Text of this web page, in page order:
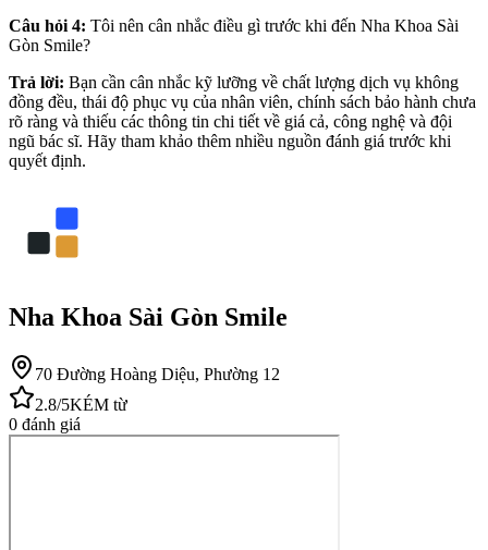
Câu hỏi 4: Tôi nên cân nhắc điều gì trước khi đến Nha Khoa Sài
Gòn Smile?
Trả lời: Bạn cần cân nhắc kỹ lưỡng về chất lượng dịch vụ không
đồng đều, thái độ phục vụ của nhân viên, chính sách bảo hành chưa
rõ ràng và thiếu các thông tin chi tiết về giá cả, công nghệ và đội
ngũ bác sĩ. Hãy tham khảo thêm nhiều nguồn đánh giá trước khi
quyết định.
Nha Khoa Sài Gòn Smile
70 Đường Hoàng Diệu, Phường 12
2.8/5KÉM từ
0 đánh giá